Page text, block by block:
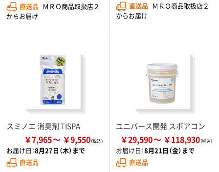
直送品 ＭＲＯ商品取扱店２
からお届け
直送品 ＭＲＯ商品取扱店２
からお届け
スミノエ 消臭剤 TISPA
￥7,965 ￥9,550
お届け日：8月27日（木）まで
直送品
ユニバース開発 スポアコン
￥29,590 ￥118,930
お届け日：8月21日（金）まで
直送品